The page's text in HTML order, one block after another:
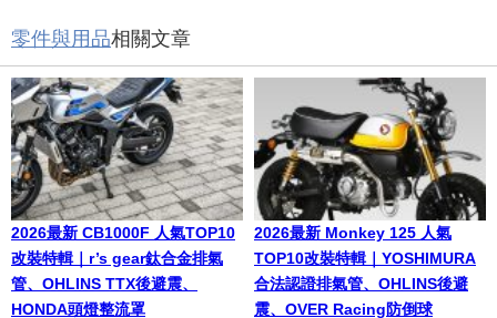
零件與用品相關文章
2026最新 CB1000F 人氣TOP10
改裝特輯｜r’s gear鈦合金排氣
管、OHLINS TTX後避震、
HONDA頭燈整流罩
2026最新 Monkey 125 人氣
TOP10改裝特輯｜YOSHIMURA
合法認證排氣管、OHLINS後避
震、OVER Racing防倒球